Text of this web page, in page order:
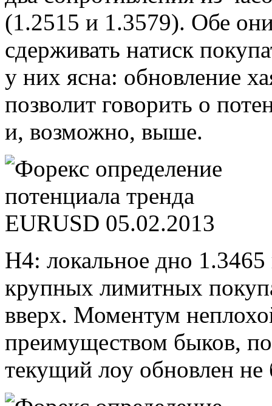
(1.2515 и 1.3579). Обе
сдерживать натиск
у них ясна: обновление
позволит говорить о
и, возможно, выше.
Н4: локальное дно 1.3465
крупных лимитных
вверх. Моментум
преимуществом быков,
текущий лоу обновлен не